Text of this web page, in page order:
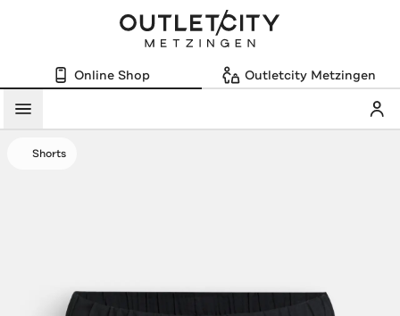
Online Shop Outletcity Metzingen
Menü
Shorts